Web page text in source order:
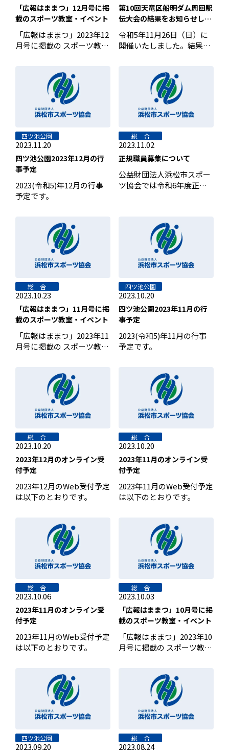
「広報はままつ」12月号に掲
載のスポーツ教室・イベント
「広報はままつ」2023年12
月号に掲載の スポーツ教室
第10回天竜区船明ダム周回駅
伝大会の結果をお知らせしま
す
令和5年11月26日（日）に
開催いたしました。結果
2023.11.20
四ツ池公園
四ツ池公園2023年12月の行
事予定
2023(令和5)年12月の行事
予定です。
2023.11.02
総 合
正規職員募集について
公益財団法人浜松市スポー
ツ協会では令和6年度正規
2023.10.23
総 合
「広報はままつ」11月号に掲
載のスポーツ教室・イベント
「広報はままつ」2023年11
月号に掲載の スポーツ教室
2023.10.20
四ツ池公園
四ツ池公園2023年11月の行
事予定
2023(令和5)年11月の行事
予定です。
2023.10.20
総 合
2023年12月のオンライン受
付予定
2023年12月のWeb受付予定
は以下のとおりです。
2023.10.20
総 合
2023年11月のオンライン受
付予定
2023年11月のWeb受付予定
は以下のとおりです。
2023.10.06
総 合
2023年11月のオンライン受
付予定
2023年11月のWeb受付予定
は以下のとおりです。
2023.10.03
総 合
「広報はままつ」10月号に掲
載のスポーツ教室・イベント
「広報はままつ」2023年10
月号に掲載の スポーツ教室
2023.09.20
四ツ池公園
2023.08.24
総 合